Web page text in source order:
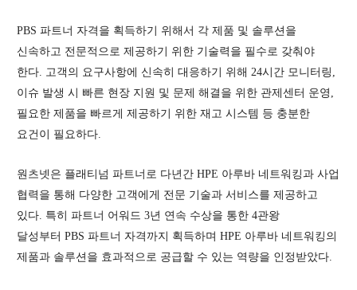
PBS 파트너 자격을 획득하기 위해서 각 제품 및 솔루션을
신속하고 전문적으로 제공하기 위한 기술력을 필수로 갖춰야
한다. 고객의 요구사항에 신속히 대응하기 위해 24시간 모니터링,
이슈 발생 시 빠른 현장 지원 및 문제 해결을 위한 관제센터 운영,
필요한 제품을 빠르게 제공하기 위한 재고 시스템 등 충분한
요건이 필요하다.
원츠넷은 플래티넘 파트너로 다년간 HPE 아루바 네트워킹과 사업
협력을 통해 다양한 고객에게 전문 기술과 서비스를 제공하고
있다. 특히 파트너 어워드 3년 연속 수상을 통한 4관왕
달성부터 PBS 파트너 자격까지 획득하며 HPE 아루바 네트워킹의
제품과 솔루션을 효과적으로 공급할 수 있는 역량을 인정받았다.